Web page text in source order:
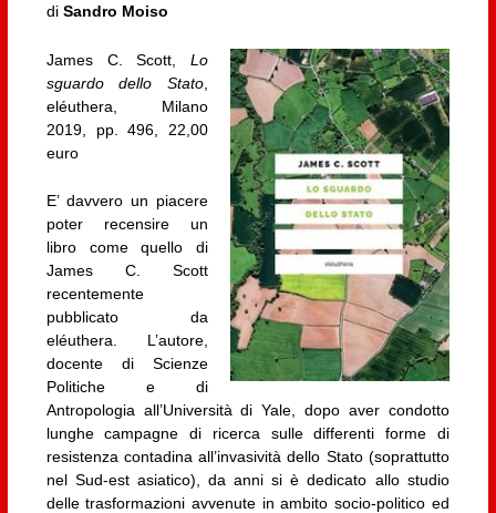
di Sandro Moiso
James C. Scott,
Lo
sguardo dello Stato
eléuthera, Milano
2019, pp. 496, 22,00
euro
E’ davvero un piacere
poter recensire un
libro come quello di
James C. Scott
recentemente
pubblicato da
eléuthera. L’autore,
docente di Scienze
Politiche e di
Antropologia all’Università di Yale, dopo aver condotto
lunghe campagne di ricerca sulle differenti forme di
resistenza contadina all’invasività dello Stato (soprattutto
nel Sud-est asiatico), da anni si è dedicato allo studio
delle trasformazioni avvenute in ambito socio-politico ed